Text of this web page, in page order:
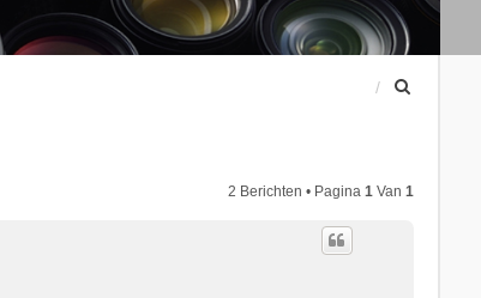
2 Berichten • Pagina1 Van1